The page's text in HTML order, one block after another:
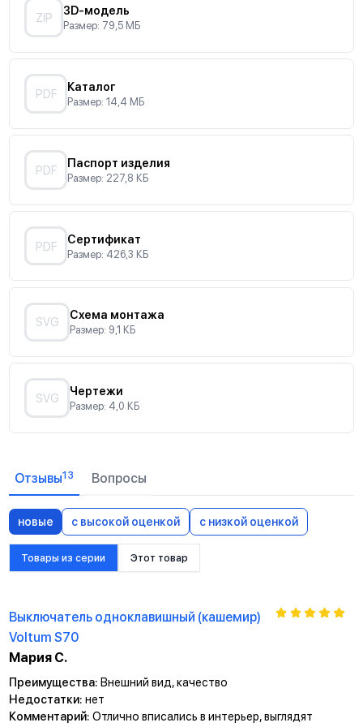
ZIP
3D-модель
Размер: 79,5 МБ
PDF
Каталог
Размер: 14,4 МБ
PDF
Паспорт изделия
Размер: 227,8 КБ
PDF
Сертификат
Размер: 426,3 КБ
SVG
Схема монтажа
Размер: 9,1 КБ
SVG
Чертежи
Размер: 4,0 КБ
Отзывы13 Вопросы
новые с высокой оценкой с низкой оценкой
Товары из серии Этот товар
Выключатель одноклавишный (кашемир)
Voltum S70
Мария С.
Преимущества: Внешний вид, качество
Недостатки: нет
Комментарий: Отлично вписались в интерьер, выглядят